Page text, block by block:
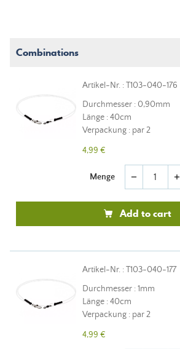
Combinations
Artikel-Nr. : T103-040-176
Durchmesser : 0,90mm
Länge : 40cm
Verpackung : par 2
4,99 €
Menge remove add
Add to cart
Artikel-Nr. : T103-040-177
Durchmesser : 1mm
Länge : 40cm
Verpackung : par 2
4,99 €